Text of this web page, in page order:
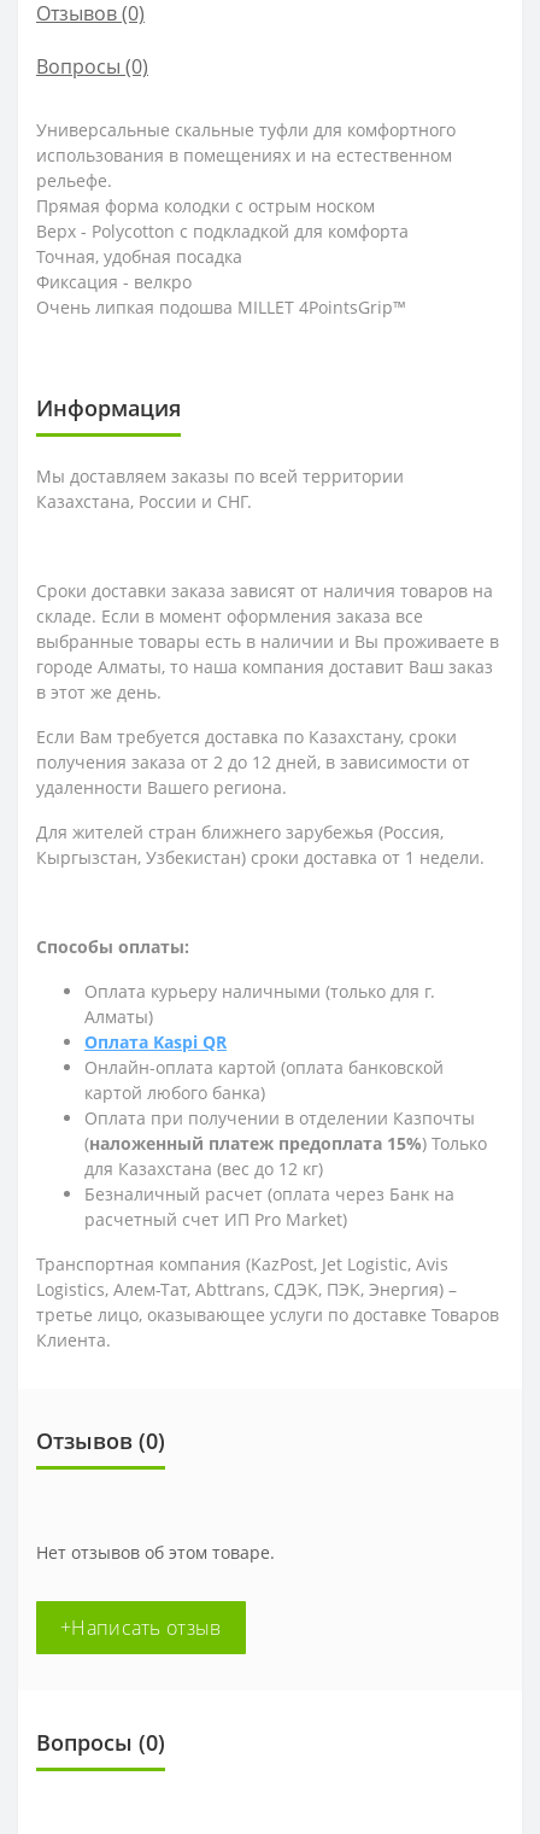
Отзывов (0)
Вопросы (0)
Универсальные скальные туфли для комфортного
использования в помещениях и на естественном
рельефе.
Прямая форма колодки с острым носком
Верх - Polycotton с подкладкой для комфорта
Точная, удобная посадка
Фиксация - велкро
Очень липкая подошва MILLET 4PointsGrip™
Информация
Мы доставляем заказы по всей территории
Казахстана, России и СНГ.
Сроки доставки заказа зависят от наличия товаров на
складе. Если в момент оформления заказа все
выбранные товары есть в наличии и Вы проживаете в
городе Алматы, то наша компания доставит Ваш заказ
в этот же день.
Если Вам требуется доставка по Казахстану, сроки
получения заказа от 2 до 12 дней, в зависимости от
удаленности Вашего региона.
Для жителей стран ближнего зарубежья (Россия,
Кыргызстан, Узбекистан) сроки доставка от 1 недели.
Способы оплаты:
Оплата курьеру наличными (только для г.
Алматы)
Оплата Kaspi QR
Онлайн-оплата картой (оплата банковской
картой любого банка)
Оплата при получении в отделении Казпочты
(наложенный платеж предоплата 15%) Только
для Казахстана (вес до 12 кг)
Безналичный расчет (оплата через Банк на
расчетный счет ИП Pro Market)
Транспортная компания (KazPost, Jet Logistic, Avis
Logistics, Алем-Тат, Abttrans, СДЭК, ПЭК, Энергия) –
третье лицо, оказывающее услуги по доставке Товаров
Клиента.
Отзывов (0)
Нет отзывов об этом товаре.
+Написать отзыв
Вопросы (0)